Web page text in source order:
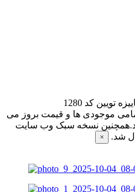
کد 1280
موجودی ها و قیمت بروز می
نسخه سبک وب سایت
شد.
×